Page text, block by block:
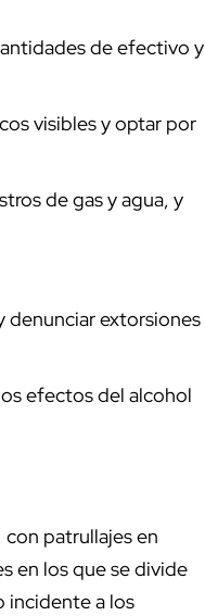
de efectivo y
visibles y optar por
de gas y agua, y
denunciar extorsiones
efectos del alcohol
con patrullajes en
en los que se divide
incidente a los